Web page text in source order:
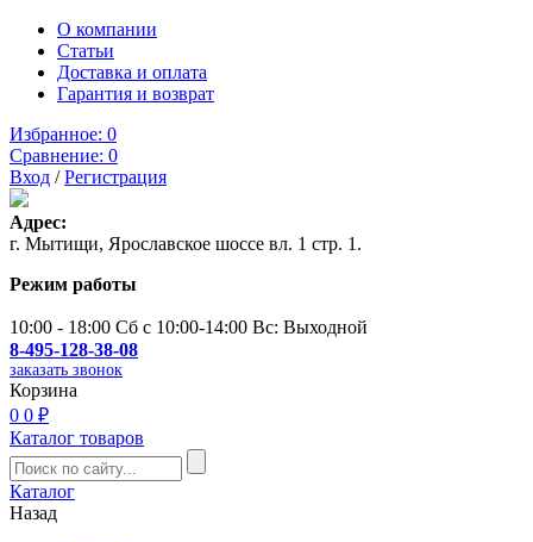
О компании
Статьи
Доставка и оплата
Гарантия и возврат
Избранное: 0
Сравнение: 0
Вход /Регистрация
Адрес:
г. Мытищи, Ярославское шоссе вл. 1 стр. 1.
Режим работы
10:00 - 18:00 Сб с 10:00-14:00 Вс: Выходной
8-495-128-38-08
заказать звонок
Корзина
0 0 ₽
Каталог товаров
Каталог
Назад